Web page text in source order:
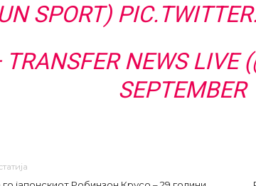
SPORT)
NEWS LIVE